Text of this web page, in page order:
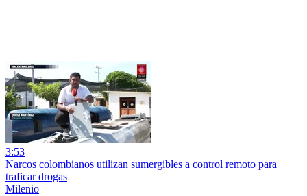
3:53
Narcos colombianos utilizan sumergibles a control remoto para
traficar drogas
Milenio